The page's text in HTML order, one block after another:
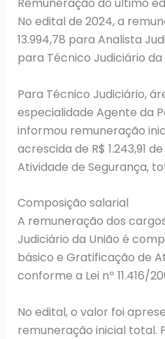
No edital de 2024, a
13.994,78 para Analista
para Técnico Judiciário
Para Técnico Judiciário,
especialidade Agente da
informou remuneração
acrescida de R$ 1.243,91
Atividade de Segurança,
Composição salarial
A remuneração dos
Judiciário da União é
básico e Gratificação de
conforme a Lei nº 11.416/
No edital, o valor foi
remuneração inicial total.